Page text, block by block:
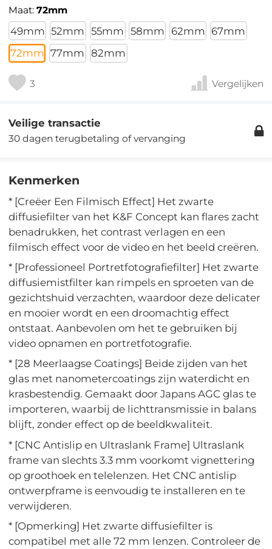
Maat:72mm
49mm 52mm 55mm 58mm 62mm 67mm
72mm 77mm 82mm
3 Vergelijken
Veilige transactie
30 dagen terugbetaling of vervanging
Kenmerken
* [Creëer Een Filmisch Effect] Het zwarte
diffusiefilter van het K&F Concept kan flares zacht
benadrukken, het contrast verlagen en een
filmisch effect voor de video en het beeld creëren.
* [Professioneel Portretfotografiefilter] Het zwarte
diffusiemistfilter kan rimpels en sproeten van de
gezichtshuid verzachten, waardoor deze delicater
en mooier wordt en een droomachtig effect
ontstaat. Aanbevolen om het te gebruiken bij
video opnamen en portretfotografie.
* [28 Meerlaagse Coatings] Beide zijden van het
glas met nanometercoatings zijn waterdicht en
krasbestendig. Gemaakt door Japans AGC glas te
importeren, waarbij de lichttransmissie in balans
blijft, zonder effect op de beeldkwaliteit.
* [CNC Antislip en Ultraslank Frame] Ultraslank
frame van slechts 3.3 mm voorkomt vignettering
op groothoek en telelenzen. Het CNC antislip
ontwerpframe is eenvoudig te installeren en te
verwijderen.
* [Opmerking] Het zwarte diffusiefilter is
compatibel met alle 72 mm lenzen. Controleer de